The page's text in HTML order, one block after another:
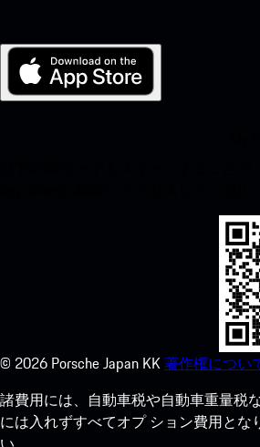
© 2026 Porsche Japan KK著作権につい
諸費用には、自動車税や自動車重量税
には入れずすべてオプ ション費用と